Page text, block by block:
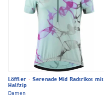
Löffler · Serenade Mid Radtrikot mit
Halfzip
Damen